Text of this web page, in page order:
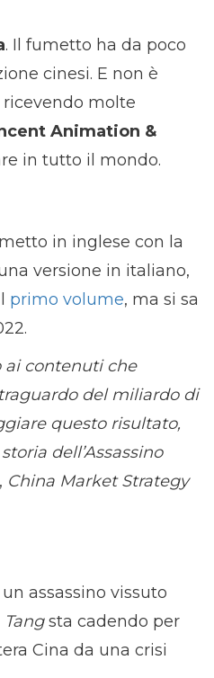
. Il fumetto ha da poco
cinesi. E non è
molte
Animation &
in tutto il mondo.
in inglese con la
versione in italiano,
primo volume, ma si sa
ai contenuti che
del miliardo di
questo risultato,
dell’Assassino
, China Market Strategy
un assassino vissuto
Tangsta cadendo per
Cina da una crisi